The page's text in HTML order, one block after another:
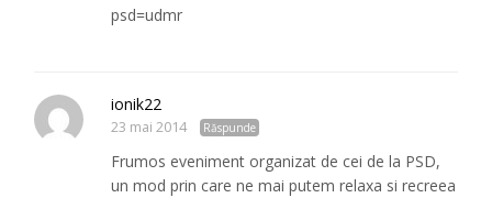
psd=udmr
ionik22
23 mai 2014 Răspunde
Frumos eveniment organizat de cei de la PSD,
un mod prin care ne mai putem relaxa si recreea